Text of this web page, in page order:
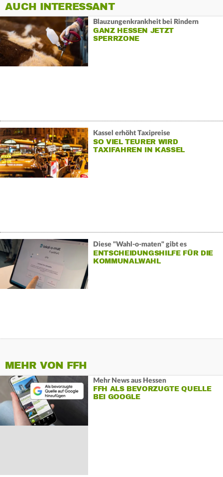
AUCH INTERESSANT
Blauzungenkrankheit bei Rindern
GANZ HESSEN JETZT
SPERRZONE
Kassel erhöht Taxipreise
SO VIEL TEURER WIRD
TAXIFAHREN IN KASSEL
Diese "Wahl-o-maten" gibt es
ENTSCHEIDUNGSHILFE FÜR DIE
KOMMUNALWAHL
MEHR VON FFH
Mehr News aus Hessen
FFH ALS BEVORZUGTE QUELLE
BEI GOOGLE